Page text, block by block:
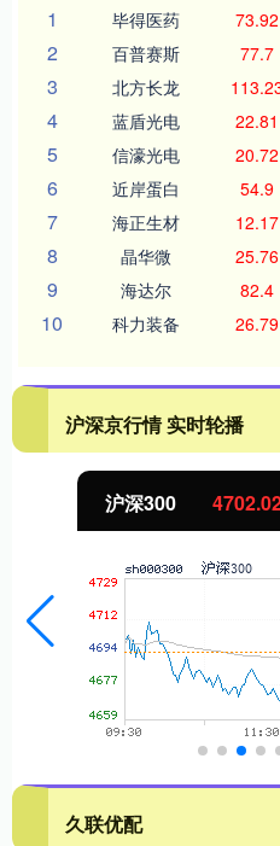
1
毕得医药 73.92
2 百普赛斯 77.7
3 北方长龙
4 蓝盾光电 22.81
5 信濠光电 20.72
6 近岸蛋白 54.9
7 海正生材 12.17
8 晶华微 25.76
9 海达尔 82.4
10 科力装备 26.79
沪深京行情 实时轮播
久联优配